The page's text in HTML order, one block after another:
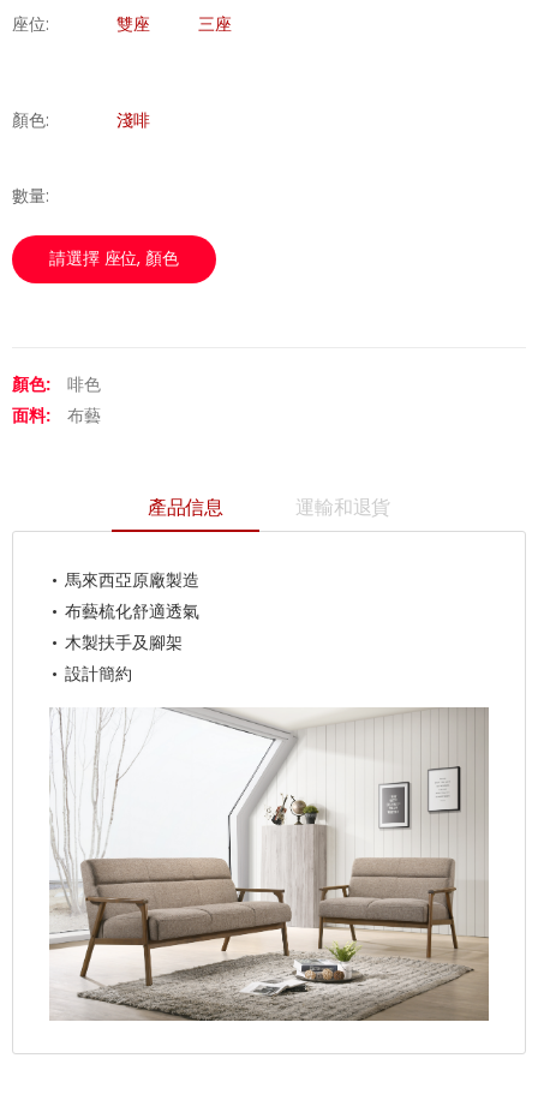
座位: 雙座 三座
顏色: 淺啡
數量:
請選擇 座位, 顏色
顏色:
啡色
面料:
布藝
產品信息 運輸和退貨
馬來西亞原廠製造
布藝梳化舒適透氣
木製扶手及腳架
設計簡約